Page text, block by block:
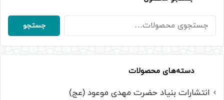
جستجو
برای:
جستجو
دسته‌های محصولات
انتشارات بنیاد حضرت مهدی موعود (عج)